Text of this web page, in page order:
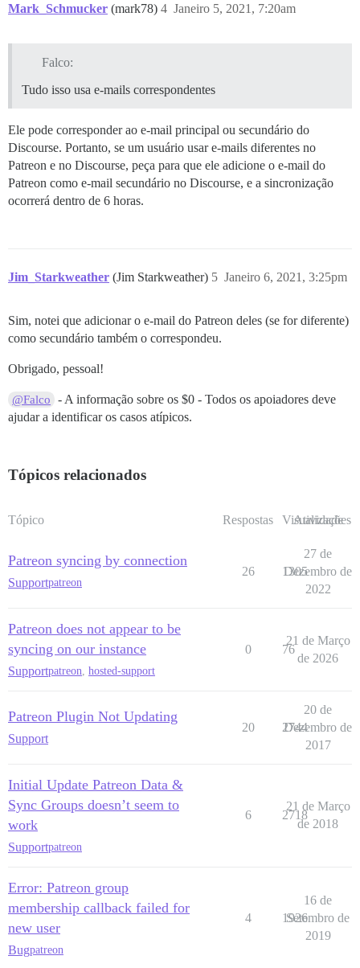
Mark_Schmucker (mark78) Janeiro 5, 2021, 7:20am
4
Falco:
Tudo isso usa e-mails correspondentes
Ele pode corresponder ao e-mail principal ou secundário do
Discourse. Portanto, se um usuário usar e-mails diferentes no
Patreon e no Discourse, peça para que ele adicione o e-mail do
Patreon como e-mail secundário no Discourse, e a sincronização
ocorrerá dentro de 6 horas.
Jim_Starkweather (Jim Starkweather) Janeiro 6, 2021, 3:25pm
5
Sim, notei que adicionar o e-mail do Patreon deles (se for diferente)
como secundário também o correspondeu.
Obrigado, pessoal!
@Falco
- A informação sobre os $0 - Todos os apoiadores deve
ajudar a identificar os casos atípicos.
Tópicos relacionados
Tópico Respostas Visualizações
Atividade
Patreon syncing by connection
Supportpatreon
26 1305
27 de
Dezembro de
2022
Patreon does not appear to be
syncing on our instance
Supportpatreon, hosted-support
0 76
21 de Março
de 2026
Patreon Plugin Not Updating
Support
20 2744
20 de
Dezembro de
2017
Initial Update Patreon Data &
Sync Groups doesn’t seem to
work
Supportpatreon
6 2718
21 de Março
de 2018
Error: Patreon group
membership callback failed for
new user
Bugpatreon
4 1926
16 de
Setembro de
2019